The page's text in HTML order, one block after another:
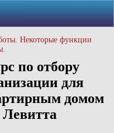
Некоторые функции
по отбору
для
домом